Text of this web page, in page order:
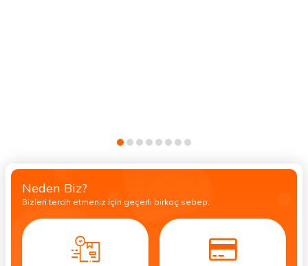
Neden Biz?
Bizleri tercih etmeniz için geçerli birkaç sebep.